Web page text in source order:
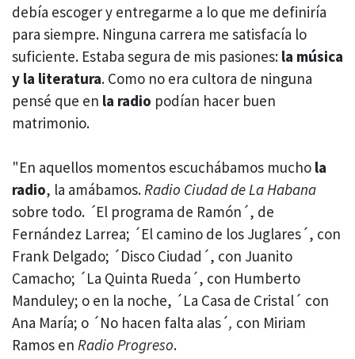
debía escoger y entregarme a lo que me definiría
para siempre. Ninguna carrera me satisfacía lo
suficiente. Estaba segura de mis pasiones: la música
y la literatura. Como no era cultora de ninguna
pensé que en la radio podían hacer buen
matrimonio.
"En aquellos momentos escuchábamos mucho la
radio, la amábamos.Radio Ciudad de La Habana
sobre todo. ´El programa de Ramón´, de
Fernández Larrea; ´El camino de los Juglares´, con
Frank Delgado; ´Disco Ciudad´, con Juanito
Camacho; ´La Quinta Rueda´, con Humberto
Manduley; o en la noche, ´La Casa de Cristal´ con
Ana María; o ´No hacen falta alas´, con Miriam
Ramos en Radio Progreso.